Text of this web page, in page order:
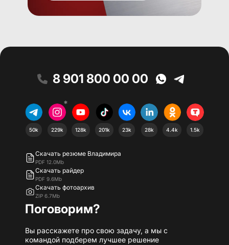
8 901 800 00 00
50k
*
229k 128k 201k 23k 28k 4.4k 1.5k
Скачать резюме Владимира
PDF 12.0Mb
Скачать райдер
PDF 9.6Mb
Скачать фотоархив
ZIP 6.7Mb
Поговорим?
Вы расскажете про свою задачу, а мы с
командой подберем лучшее решение